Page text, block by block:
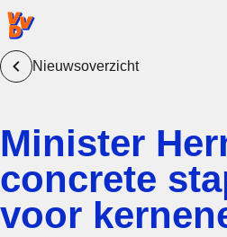
VVD.nl - Ga naar de homepage
Nieuwsoverzicht
Minister
concrete
voor